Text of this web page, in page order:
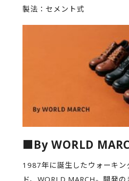
製法：セメント式
■By WORLD
1987年に誕生したウォーキン